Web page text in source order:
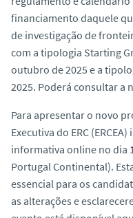
financiamento daquele
de investigação de
com a tipologia Starting
outubro de 2025 e a
2025. Poderá consultar a
Para apresentar o novo
Executiva do ERC
informativa online no dia
Portugal Continental).
essencial para os
as alterações e